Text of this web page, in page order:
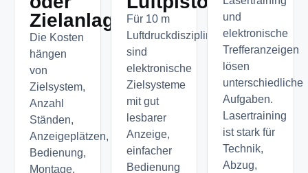
Zielanlage?
Die Kosten
hängen
von
Zielsystem,
Anzahl
Ständen,
Anzeigeplätzen,
Bedienung,
Montage,
Für 10 m
Luftdruckdisziplinen
sind
elektronische
Zielsysteme
mit gut
lesbarer
Anzeige,
einfacher
Bedienung
und
elektronische
Trefferanzeigen
lösen
unterschiedliche
Aufgaben.
Lasertraining
ist stark für
Technik,
Abzug,